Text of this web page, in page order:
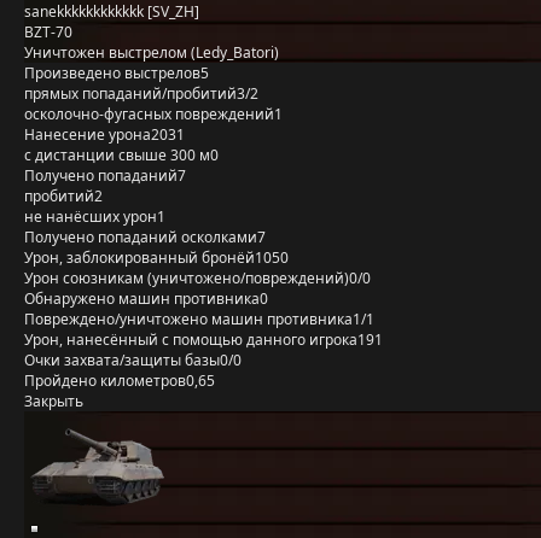
sanekkkkkkkkkkkk [SV_ZH]
BZT-70
Уничтожен выстрелом (Ledy_Batori)
Произведено выстрелов5
прямых попаданий/пробитий3/2
осколочно-фугасных повреждений1
Нанесение урона2031
с дистанции свыше 300 м0
Получено попаданий7
пробитий2
не нанёсших урон1
Получено попаданий осколками7
Урон, заблокированный бронёй1050
Урон союзникам (уничтожено/повреждений)0/0
Обнаружено машин противника0
Повреждено/уничтожено машин противника1/1
Урон, нанесённый с помощью данного игрока191
Очки захвата/защиты базы0/0
Пройдено километров0,65
Закрыть